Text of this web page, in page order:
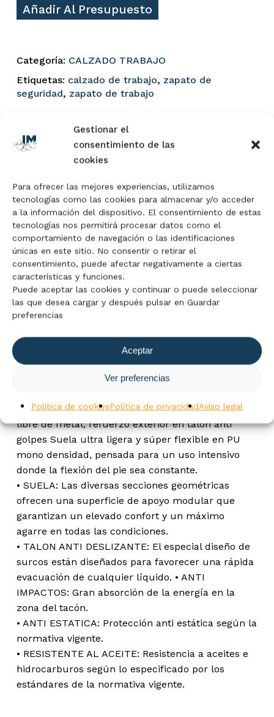
Gestionar el
consentimiento de las
cookies
Para ofrecer las mejores experiencias, utilizamos
tecnologías como las cookies para almacenar y/o acceder
a la información del dispositivo. El consentimiento de estas
tecnologías nos permitirá procesar datos como el
comportamiento de navegación o las identificaciones
únicas en este sitio. No consentir o retirar el
consentimiento, puede afectar negativamente a ciertas
características y funciones.
Puede aceptar las cookies y continuar o puede seleccionar
las que desea cargar y después pulsar en Guardar
preferencias
Aceptar
Ver preferencias
Política de cookiesPolítica de privacidadAviso legal
Añadir Al Presupuesto
Categoría: CALZADO TRABAJO
Etiquetas: calzado de trabajo, zapato de
seguridad, zapato de trabajo
Valoraciones (0)
Calzado de seguridad bajo S3 ultra ligero de tipo
running, confeccionado en microfibra hidro, ideal
para uso en interiores y exteriores
CERTIFICACION: S3 – SRC. PUNTERA: en
composite, resistente a 200J. PLANTILLA: anti
perforación en fibra textil SUELA: suela deportiva
energía en el talón PLANTILLA DESMONTABLE:
antiestática en PU termoformado ergonómico
REVESTIMIENTO INTERIOR: en mesh 3D
resistente a la penetración del agua EXTRA: 100 %
libre de metal, refuerzo exterior en talón anti
golpes Suela ultra ligera y súper flexible en PU
mono densidad, pensada para un uso intensivo
donde la flexión del pie sea constante.
• SUELA: Las diversas secciones geométricas
ofrecen una superficie de apoyo modular que
garantizan un elevado confort y un máximo
agarre en todas las condiciones.
• TALON ANTI DESLIZANTE: El especial diseño de
surcos están diseñados para favorecer una rápida
evacuación de cualquier líquido. • ANTI
IMPACTOS: Gran absorción de la energía en la
zona del tacón.
• ANTI ESTATICA: Protección anti estática según la
normativa vigente.
• RESISTENTE AL ACEITE: Resistencia a aceites e
hidrocarburos según lo especificado por los
estándares de la normativa vigente.